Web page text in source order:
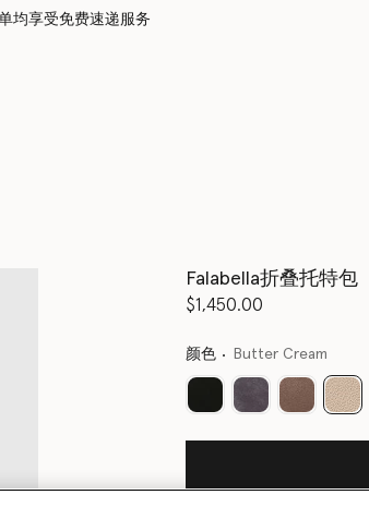
均享受免费速递服务
Falabella折叠托特包
$1,450.00
颜色 Butter Cream
已选